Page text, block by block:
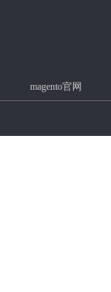
magento官网